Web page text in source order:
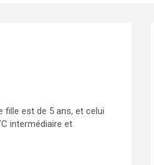
fille est de 5 ans, et celui
intermédiaire et